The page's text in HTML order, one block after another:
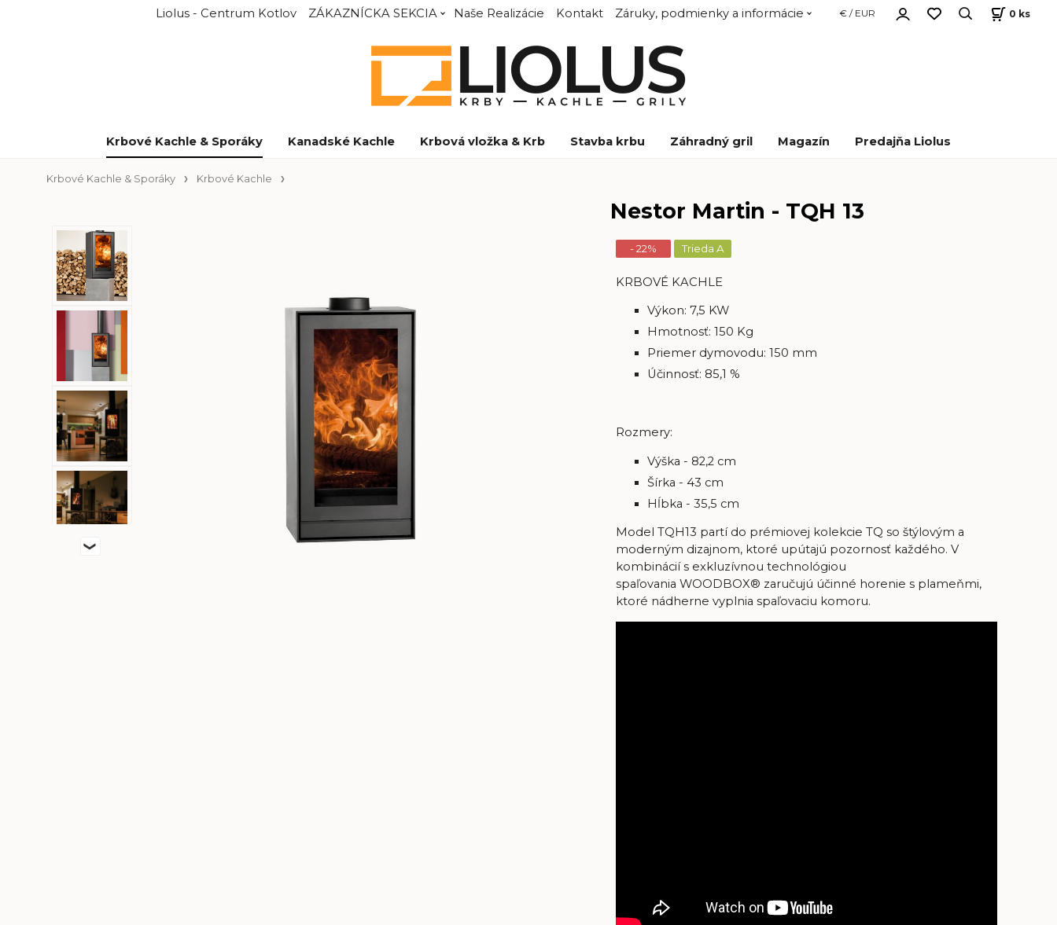
Liolus - Centrum Kotlov ZÁKAZNÍCKA SEKCIA Naše Realizácie Kontakt Záruky, podmienky a informácie € / EUR 0 ks
Krbové Kachle & Sporáky Kanadské Kachle Krbová vložka & Krb Stavba krbu Záhradný gril Magazín Predajňa Liolus
Krbové Kachle & Sporáky Krbové Kachle
Nestor Martin - TQH 13
- 22% Trieda A
KRBOVÉ KACHLE
Výkon: 7,5 KW
Hmotnosť: 150 Kg
Priemer dymovodu: 150 mm
Účinnosť: 85,1 %
Rozmery:
Výška - 82,2 cm
Šírka - 43 cm
Hĺbka - 35,5 cm
Model TQH13 partí do prémiovej kolekcie TQ so štýlovým a
moderným dizajnom, ktoré upútajú pozornosť každého. V
kombinácií s exkluzívnou technológiou
spaľovaniaWOODBOX® zaručujú účinné horenie s plameňmi,
ktoré nádherne vyplnia spaľovaciu komoru.